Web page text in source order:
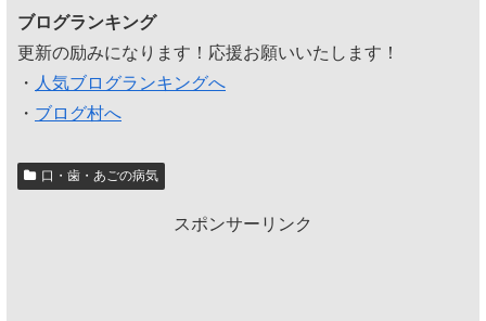
ブログランキング
更新の励みになります！応援お願いいたします！
・ 人気ブログランキングへ
・ ブログ村へ
口・歯・あごの病気
スポンサーリンク